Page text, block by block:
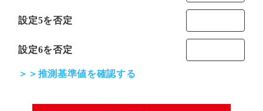
設定5を否定
設定6を否定
＞＞推測基準値を確認する